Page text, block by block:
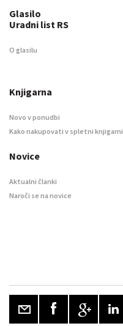
Glasilo
Uradni list RS
O glasilu
Knjigarna
Novo v ponudbi
Kako nakupovati v spletni knjigarni
Novice
Aktualni članki
Naroči se na novice